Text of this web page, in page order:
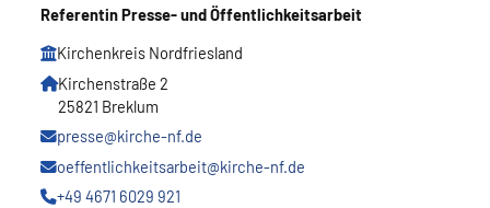
Referentin Presse- und Öffentlichkeitsarbeit
Kirchenkreis Nordfriesland
Kirchenstraße 2
25821 Breklum
presse@kirche-nf.de
oeffentlichkeitsarbeit@kirche-nf.de
+49 4671 6029 921